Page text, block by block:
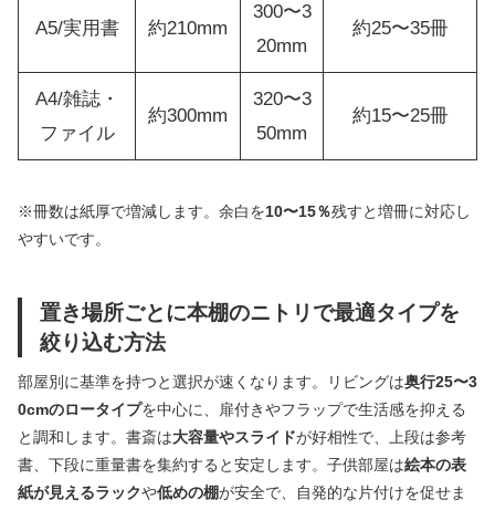
A5/実用書 約210mm
300〜3
20mm
約25〜35冊
A4/雑誌・
ファイル
約300mm
320〜3
50mm
約15〜25冊
※冊数は紙厚で増減します。余白を10〜15％残すと増冊に対応し
やすいです。
置き場所ごとに本棚のニトリで最適タイプを
絞り込む方法
部屋別に基準を持つと選択が速くなります。リビングは奥行25〜3
0cmのロータイプを中心に、扉付きやフラップで生活感を抑える
と調和します。書斎は大容量やスライドが好相性で、上段は参考
書、下段に重量書を集約すると安定します。子供部屋は絵本の表
紙が見えるラックや低めの棚が安全で、自発的な片付けを促せま